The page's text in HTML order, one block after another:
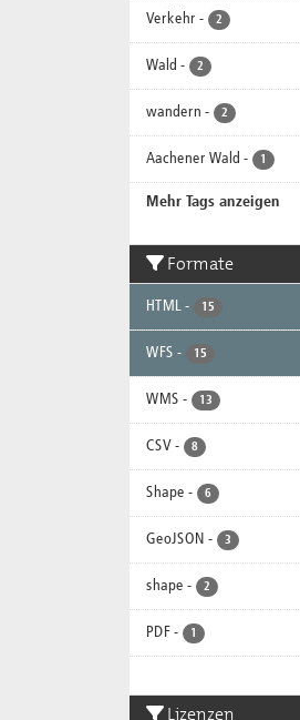
Verkehr - 2
Wald - 2
wandern - 2
Aachener Wald - 1
Mehr Tags anzeigen
Formate
HTML - 15
WFS - 15
WMS - 13
CSV - 8
Shape - 6
GeoJSON - 3
shape - 2
PDF - 1
Lizenzen